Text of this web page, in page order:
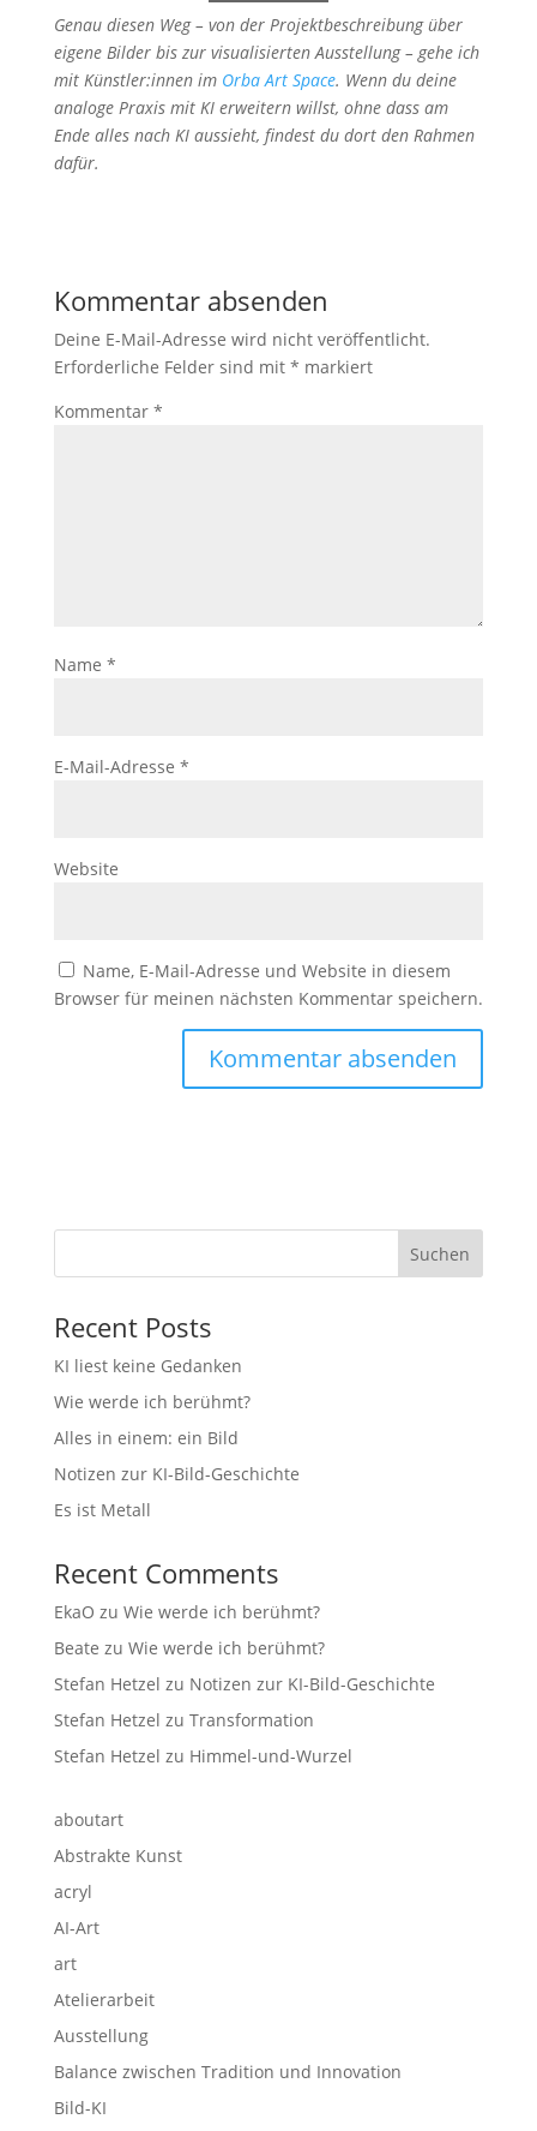
Genau diesen Weg – von der Projektbeschreibung über
eigene Bilder bis zur visualisierten Ausstellung – gehe ich
mit Künstler:innen im Orba Art Space. Wenn du deine
analoge Praxis mit KI erweitern willst, ohne dass am
Ende alles nach KI aussieht, findest du dort den Rahmen
dafür.
Kommentar absenden
Deine E-Mail-Adresse wird nicht veröffentlicht.
Erforderliche Felder sind mit * markiert
Kommentar *
Name *
E-Mail-Adresse *
Website
Name, E-Mail-Adresse und Website in diesem
Browser für meinen nächsten Kommentar speichern.
Suchen
Recent Posts
KI liest keine Gedanken
Wie werde ich berühmt?
Alles in einem: ein Bild
Notizen zur KI-Bild-Geschichte
Es ist Metall
Recent Comments
EkaO zu Wie werde ich berühmt?
Beate zu Wie werde ich berühmt?
Stefan Hetzel zu Notizen zur KI-Bild-Geschichte
Stefan Hetzel zu Transformation
Stefan Hetzel zu Himmel-und-Wurzel
aboutart
Abstrakte Kunst
acryl
AI-Art
art
Atelierarbeit
Ausstellung
Balance zwischen Tradition und Innovation
Bild-KI